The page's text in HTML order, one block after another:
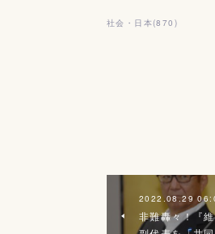
社会・日本(870 )
2022.08.29
非難轟々！『